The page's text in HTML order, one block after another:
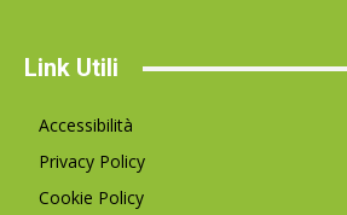
Link Utili
Accessibilità
Privacy Policy
Cookie Policy